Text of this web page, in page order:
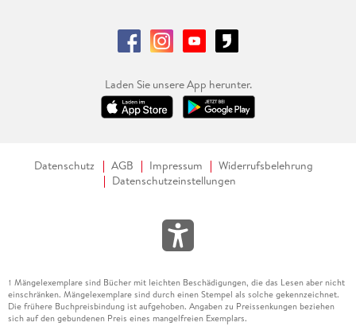
Laden Sie unsere App herunter.
Datenschutz AGB Impressum
Widerrufsbelehrung
Datenschutzeinstellungen
1 Mängelexemplare sind Bücher mit leichten Beschädigungen, die das Lesen aber nicht
einschränken. Mängelexemplare sind durch einen Stempel als solche gekennzeichnet.
Die frühere Buchpreisbindung ist aufgehoben. Angaben zu Preissenkungen beziehen
sich auf den gebundenen Preis eines mangelfreien Exemplars.